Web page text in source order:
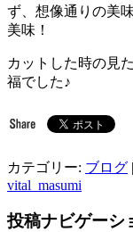
ず、想像通りの美
美味！
カットした時の見
福でした♪
カテゴリー: ブログ
vital_masumi
投稿ナビゲーシ